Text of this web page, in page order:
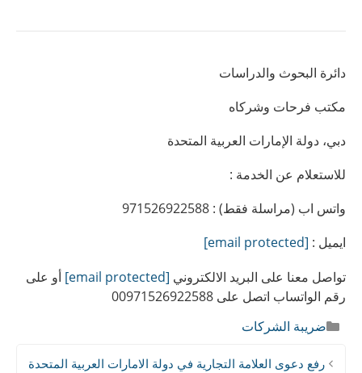
دائرة البحوث والدراسات
مكتب فرحات وشركاه
دبي، دولة الإمارات العربية المتحدة
للاستعلام عن الخدمة :
واتس اب (مراسلة فقط) : 971526922588
ايميل : [email protected]
تواصل معنا على البريد الالكتروني [email protected]
أو على
رقم الواتساب اتصل على 00971526922588
التصنيفات
ضريبة الشركات
رفع دعوى العلامة التجارية في دولة الامارات العربية المتحدة